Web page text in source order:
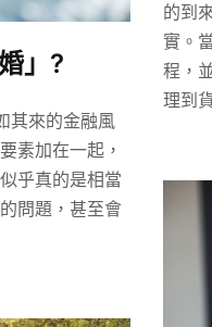
」?
其來的金融風
素加在一起，
乎真的是相當
問題，甚至會
的到
實。
程，
理到